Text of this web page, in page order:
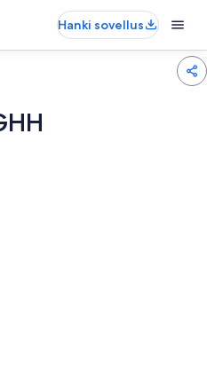
Hanki sovellus